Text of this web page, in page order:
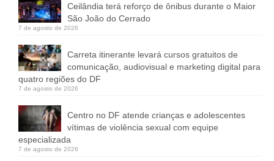
Ceilândia terá reforço de ônibus durante o Maior
São João do Cerrado
7 de agosto de 2026
Carreta itinerante levará cursos gratuitos de
comunicação, audiovisual e marketing digital para
quatro regiões do DF
7 de agosto de 2026
Centro no DF atende crianças e adolescentes
vítimas de violência sexual com equipe
especializada
7 de agosto de 2026